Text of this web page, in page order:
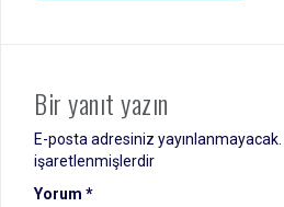
Bir yanıt yazın
E-posta adresiniz yayınlanmayacak.
işaretlenmişlerdir
Yorum *